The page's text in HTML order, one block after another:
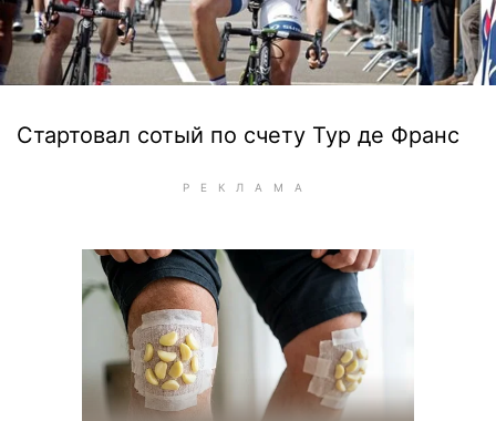
Стартовал сотый по счету Тур де Франс